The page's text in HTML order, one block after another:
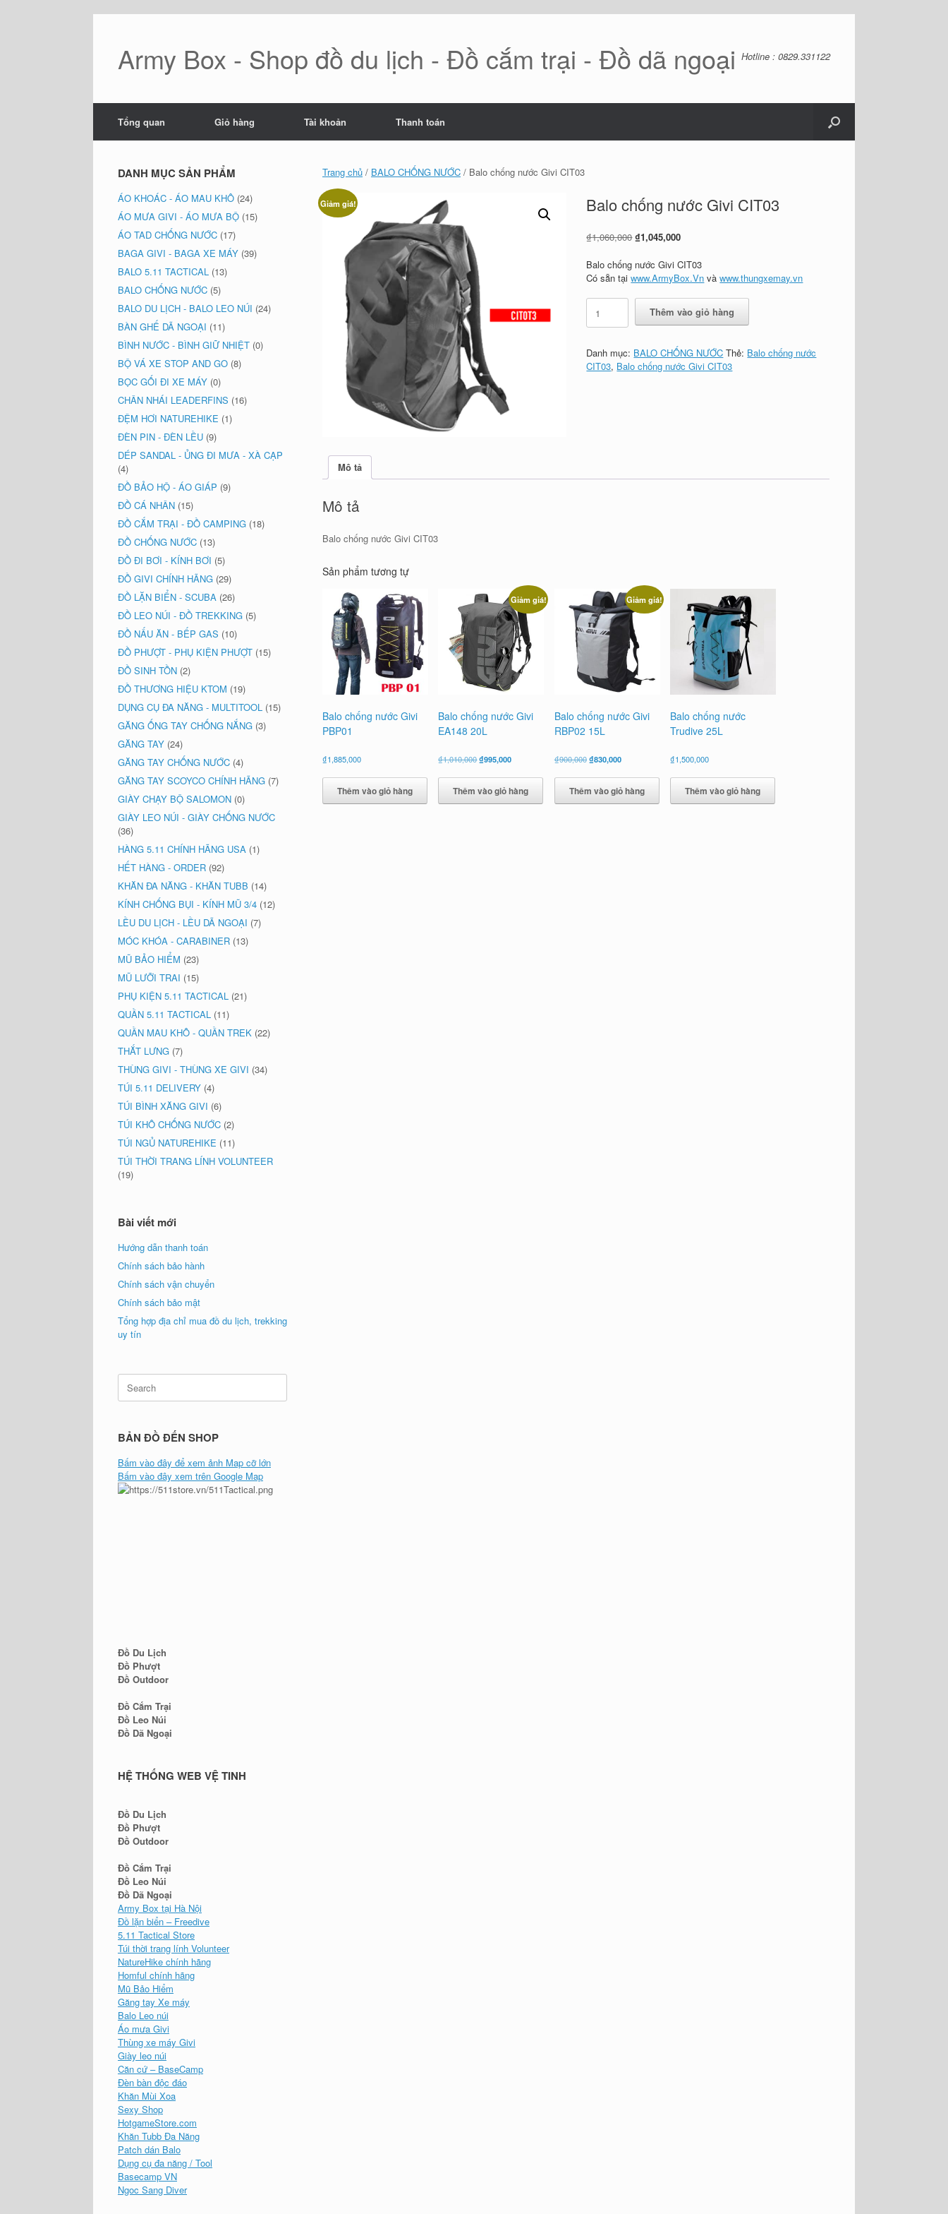
Army Box - Shop đồ du lịch - Đồ cắm trại - Đồ dã ngoại Hotline : 0829.331122
Tổng quan Giỏ hàng Tài khoản Thanh toán
Trang chủ / BALO CHỐNG NƯỚC / Balo chống nước Givi CIT03
Giảm giá! Balo chống nước Givi CIT03
₫1,060,000Giá
là:
₫1,060,000.
₫1,045,000Giá
tại
là:
Balo chống nước Givi CIT03
Có sẵn tạiwww.ArmyBox.Vn vàwww.thungxemay.vn
Balo
chống
nước
CIT03
số
Thêm vào giỏ hàng
Danh mục: BALO CHỐNG NƯỚC Thẻ: Balo chống nước
CIT03, Balo chống nước Givi CIT03
Mô tả
Mô tả
Balo chống nước Givi CIT03
Sản phẩm tương tự
Balo chống nước Givi
PBP01
₫1,885,000
Thêm vào giỏ hàng
Giảm giá!
Balo chống nước Givi
EA148 20L
₫1,010,000Giá
là:
₫1,010,000.
₫995,000Giá
tại
là:
₫995,000.
Thêm vào giỏ hàng
Giảm giá!
Balo chống nước Givi
RBP02 15L
₫900,000 Giá
là:
₫900,000.
₫830,000Giá
tại
là:
₫830,000.
Thêm vào giỏ hàng
Balo chống nước
Trudive 25L
₫1,500,000
Thêm vào giỏ hàng
DANH MỤC SẢN PHẨM
ÁO KHOÁC - ÁO MAU KHÔ (24)
ÁO MƯA GIVI - ÁO MƯA BỘ (15)
ÁO TAD CHỐNG NƯỚC (17)
BAGA GIVI - BAGA XE MÁY (39)
BALO 5.11 TACTICAL (13)
BALO CHỐNG NƯỚC (5)
BALO DU LỊCH - BALO LEO NÚI (24)
BÀN GHẾ DÃ NGOẠI (11)
BÌNH NƯỚC - BÌNH GIỮ NHIỆT (0)
BỘ VÁ XE STOP AND GO (8)
BỌC GỐI ĐI XE MÁY (0)
CHÂN NHÁI LEADERFINS (16)
ĐỆM HƠI NATUREHIKE (1)
ĐÈN PIN - ĐÈN LỀU (9)
DÉP SANDAL - ỦNG ĐI MƯA - XÀ CẠP
(4)
ĐỒ BẢO HỘ - ÁO GIÁP (9)
ĐỒ CÁ NHÂN (15)
ĐỒ CẮM TRẠI - ĐỒ CAMPING (18)
ĐỒ CHỐNG NƯỚC (13)
ĐỒ ĐI BƠI - KÍNH BƠI (5)
ĐỒ GIVI CHÍNH HÃNG (29)
ĐỒ LẶN BIỂN - SCUBA (26)
ĐỒ LEO NÚI - ĐỒ TREKKING (5)
ĐỒ NẤU ĂN - BẾP GAS (10)
ĐỒ PHƯỢT - PHỤ KIỆN PHƯỢT (15)
ĐỒ SINH TỒN (2)
ĐỒ THƯƠNG HIỆU KTOM (19)
DỤNG CỤ ĐA NĂNG - MULTITOOL (15)
GĂNG ỐNG TAY CHỐNG NẮNG (3)
GĂNG TAY (24)
GĂNG TAY CHỐNG NƯỚC (4)
GĂNG TAY SCOYCO CHÍNH HÃNG (7)
GIÀY CHẠY BỘ SALOMON (0)
GIÀY LEO NÚI - GIÀY CHỐNG NƯỚC
(36)
HÀNG 5.11 CHÍNH HÃNG USA (1)
HẾT HÀNG - ORDER (92)
KHĂN ĐA NĂNG - KHĂN TUBB (14)
KÍNH CHỐNG BỤI - KÍNH MŨ 3/4 (12)
LỀU DU LỊCH - LỀU DÃ NGOẠI (7)
MÓC KHÓA - CARABINER (13)
MŨ BẢO HIỂM (23)
MŨ LƯỠI TRAI (15)
PHỤ KIỆN 5.11 TACTICAL (21)
QUẦN 5.11 TACTICAL (11)
QUẦN MAU KHÔ - QUẦN TREK (22)
THẮT LƯNG (7)
THÙNG GIVI - THÙNG XE GIVI (34)
TÚI 5.11 DELIVERY (4)
TÚI BÌNH XĂNG GIVI (6)
TÚI KHÔ CHỐNG NƯỚC (2)
TÚI NGỦ NATUREHIKE (11)
TÚI THỜI TRANG LÍNH VOLUNTEER
(19)
Bài viết mới
Hướng dẫn thanh toán
Chính sách bảo hành
Chính sách vận chuyển
Chính sách bảo mật
Tổng hợp địa chỉ mua đồ du lịch, trekking
uy tín
Search
for:
BẢN ĐỒ ĐẾN SHOP
Bấm vào đây để xem ảnh Map cỡ lớn
Bấm vào đây xem trên Google Map
Đồ Du Lịch
Đồ Phượt
Đồ Outdoor
Đồ Cắm Trại
Đồ Leo Núi
Đồ Dã Ngoại
HỆ THỐNG WEB VỆ TINH
Đồ Du Lịch
Đồ Phượt
Đồ Outdoor
Đồ Cắm Trại
Đồ Leo Núi
Đồ Dã Ngoại
Army Box tại Hà Nội
Đồ lặn biển – Freedive
5.11 Tactical Store
Túi thời trang lính Volunteer
NatureHike chính hãng
Homful chính hãng
Mũ Bảo Hiểm
Găng tay Xe máy
Balo Leo núi
Áo mưa Givi
Thùng xe máy Givi
Giày leo núi
Căn cứ – BaseCamp
Đèn bàn độc đáo
Khăn Mùi Xoa
Sexy Shop
HotgameStore.com
Khăn Tubb Đa Năng
Patch dán Balo
Dụng cụ đa năng / Tool
Basecamp VN
Ngoc Sang Diver